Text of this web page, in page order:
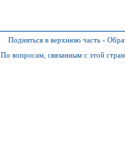
Подняться в верхнюю часть -
По вопросам, связанным с этой